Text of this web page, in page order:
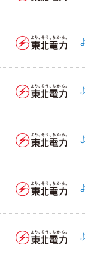
東北電力
東北電力
東北電力
東北電力
東北電力